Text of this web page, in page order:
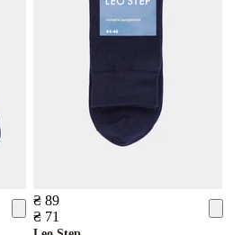
₴ 89
₴ 71